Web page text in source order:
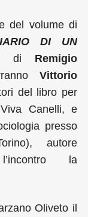
del volume di
DI UN
di Remigio
Vittorio
del libro per
Viva Canelli, e
presso
autore
la
Oliveto il